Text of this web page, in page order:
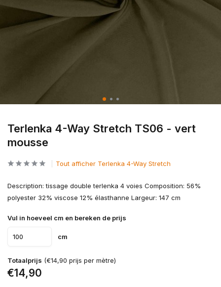
Terlenka 4-Way Stretch TS06 - vert
mousse
Tout afficher Terlenka 4-Way Stretch
Description: tissage double terlenka 4 voies Composition: 56%
polyester 32% viscose 12% élasthanne Largeur: 147 cm
Vul in hoeveel cm en bereken de prijs
cm
Totaalprijs (€14,90 prijs per mètre)
€14,90